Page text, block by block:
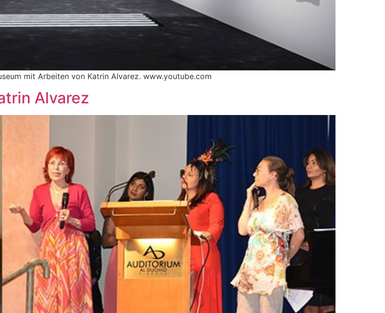
mit Arbeiten von Katrin Alvarez. www.youtube.com
Alvarez